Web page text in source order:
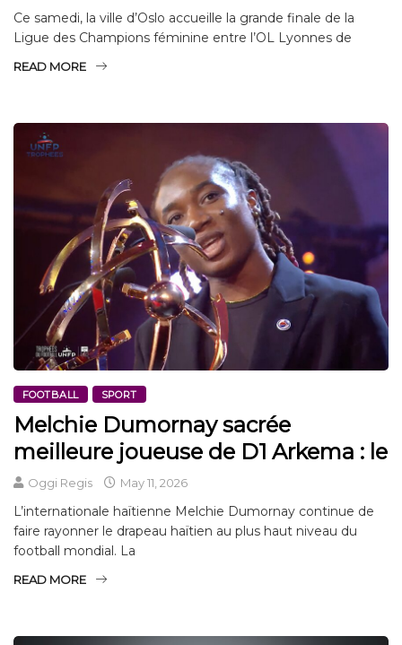
Ce samedi, la ville d’Oslo accueille la grande finale de la
Ligue des Champions féminine entre l’OL Lyonnes de
READ MORE
FOOTBALL SPORT
Melchie Dumornay sacrée
meilleure joueuse de D1 Arkema : le
Oggi Regis May 11, 2026
L’internationale haïtienne Melchie Dumornay continue de
faire rayonner le drapeau haïtien au plus haut niveau du
football mondial. La
READ MORE